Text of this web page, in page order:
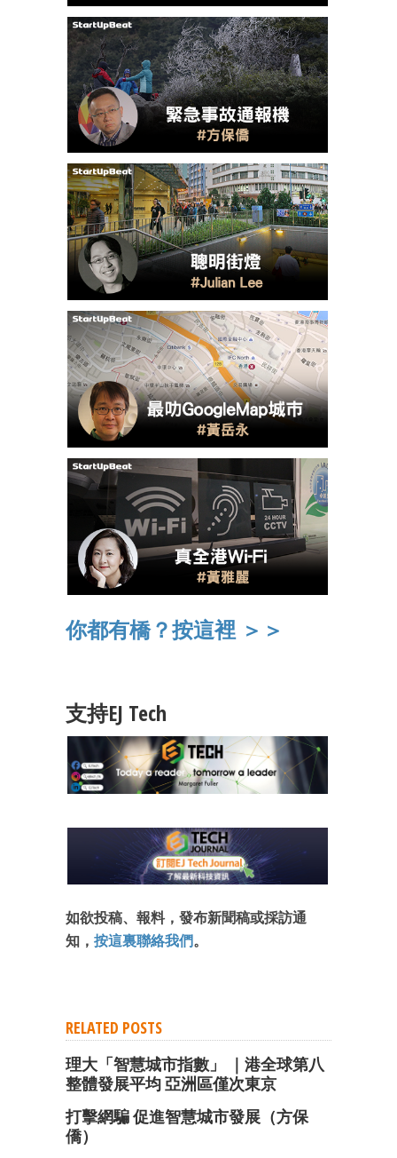
你都有橋？按這裡 ＞＞
支持EJ Tech
如欲投稿、報料，發布新聞稿或採訪通
知， 按這裏聯絡我們。
RELATED POSTS
理大「智慧城市指數」 ｜港全球第八
整體發展平均 亞洲區僅次東京
打擊網騙 促進智慧城市發展（方保
僑）
成為 EJ Tech 會員
最新資訊（附創業懶人包）